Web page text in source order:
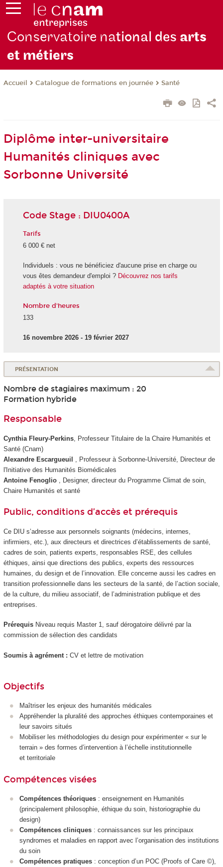
Conservatoire national des arts
et métiers
Accueil Catalogue de formations en journée Santé
Diplôme inter-universitaire
Humanités cliniques avec
Sorbonne Université
Code Stage : DIU0400A
Tarifs
6 000 € net
Individuels : vous ne bénéficiez d'aucune prise en charge ou
vous êtes demandeur d'emploi ? Découvrez nos tarifs
adaptés à votre situation
Nombre d'heures
133
16 novembre 2026 - 19 février 2027
PRÉSENTATION
Nombre de stagiaires maximum : 20
Formation hybride
Responsable
Cynthia Fleury-Perkins, Professeur Titulaire de la Chaire Humanités et
Santé (Cnam)
Alexandre Escargueuil
, Professeur à Sorbonne-Université, Directeur de
l'Initiative des Humanités Biomédicales
Antoine Fenoglio
, Designer, directeur du Programme Climat de soin,
Chaire Humanités et santé
Public, conditions d’accès et prérequis
Ce DIU s’adresse aux personnels soignants (médecins, internes,
infirmiers, etc.), aux directeurs et directrices d’établissements de santé,
cadres de soin, patients experts, responsables RSE, des cellules
éthiques, ainsi que directions des publics, experts des ressources
humaines, du design et de l’innovation. Elle concerne aussi les cadres en
transition professionnelle dans les secteurs de la santé, de l’action sociale,
de la culture, du milieu associatif, de l’administration publique et des
entreprises.
PrérequisNiveau requis Master 1, sauf dérogatoire délivré par la
commission de sélection des candidats
Soumis à agrément : CV et lettre de motivation
Objectifs
Maîtriser les enjeux des humanités médicales
Appréhender la pluralité des approches éthiques contemporaines et
leur savoirs situés
Mobiliser les méthodologies du design pour expérimenter « sur le
terrain » des formes d’intervention à l’échelle institutionnelle
et territoriale
Compétences visées
Compétences théoriques : enseignement en Humanités
(principalement philosophie, éthique du soin, historiographie du
design)
Compétences cliniques : connaissances sur les principaux
syndromes et maladies en rapport avec l’organisation des institutions
du soin
Compétences pratiques : conception d’un POC (Proofs of Care ©),